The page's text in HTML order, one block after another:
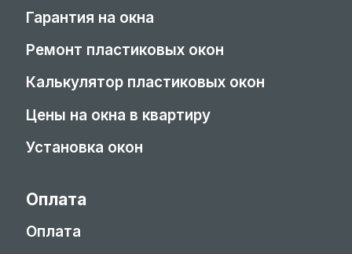
Гарантия на окна
Ремонт пластиковых окон
Калькулятор пластиковых окон
Цены на окна в квартиру
Установка окон
Оплата
Оплата